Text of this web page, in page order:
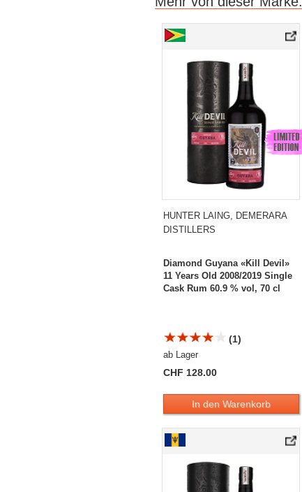
HUNTER LAING, DEMERARA
DISTILLERS
Diamond Guyana «Kill Devil»
11 Years Old 2008/2019 Single
Cask Rum 60.9 % vol, 70 cl
(1)
ab Lager
CHF 128.00
In den Warenkorb